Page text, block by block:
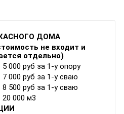
ДОМА
не входит и
отдельно)
5 000 руб за 1-у опору
7 000 руб за 1-у сваю
8 500 руб за 1-у сваю
20 000 м3